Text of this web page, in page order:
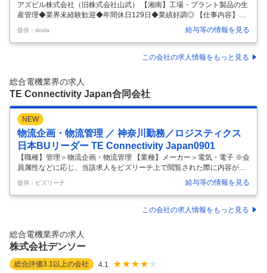
アズビル株式会社（旧株式会社山武） 【湘南】工場・プラント製品の生
産管理◆業界未経験歓迎◆年間休日129日◆業績好調◎ 【仕事内容】
【湘南】工場・プラント製品の生産管理◆業界未経験歓迎◆年間休日12
9日◆業績好調◎ 【具体的な仕事内容】 【業界未経験歓迎／国内外で事
業を展開するグローバル企業／100年以上続く安定した事業基盤】 ■業
務内容 当社製品のうち工場・プラント向け製品の生産管理業務として、
・受注情報に基づく生産工程の調整、進捗管理 ・製品納期管理ならびに
社内関係部門との調整 ■当社について 当社は、「計測」と「制御」
提供：doda 給与等の情報を見る
この会社の求人情報をもっと見る
総合電機業界の求人
TE Connectivity Japan合同会社
NEW
物流企画・物流管理 ／ 神奈川勤務／ロジスティクス
日本BUリーダー TE Connectivity Japan0901
【職種】管理＞物流企画・物流管理 【業種】メーカー＞電気・電子 ※会
員属性などに応じ、当該求人をビズリーチ上で閲覧された際に内容が異
なる場合があります 【Business Unit】 Corporate BU TE Connectivity
は、様々な産業において世界を牽引する年間売上172億米ドルのインダ
ストリアル・テクノロジーリーダーです。より安全で持続可能な社会の
実現、より豊かな、つながる未来の創造に貢献しています。TEのコネク
過酷な環境下において実績を持ち、自動車、産業機器、メディカル、エ
ネルギー、データ・コミュニケーション
提供：ビズリーチ 給与等の情報を見る
この会社の求人情報をもっと見る
総合電機業界の求人
株式会社デンソー
総合評価3.1 以上の会社 4.1